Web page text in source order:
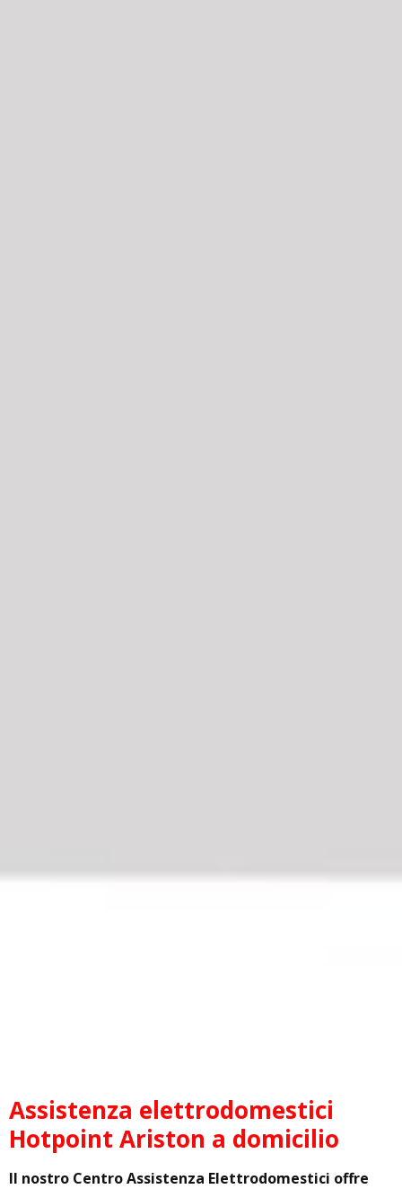
Assistenza elettrodomestici
Hotpoint Ariston a domicilio
Il nostro Centro Assistenza Elettrodomestici offre